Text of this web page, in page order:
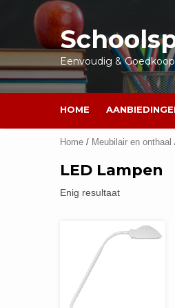
inhoud
Eenvoudig &
HOME
Home / Meubilair en onthaal
LED Lampen
Enig resultaat